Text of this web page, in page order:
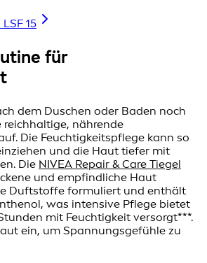
15
für
dem Duschen oder Baden noch
nährende
Die Feuchtigkeitspflege kann so
und die Haut tiefer mit
Die NIVEA Repair & Care Tiegel
und empfindliche Haut
Duftstoffe formuliert und enthält
was intensive Pflege bietet
mit Feuchtigkeit versorgt***.
ein, um Spannungsgefühle zu